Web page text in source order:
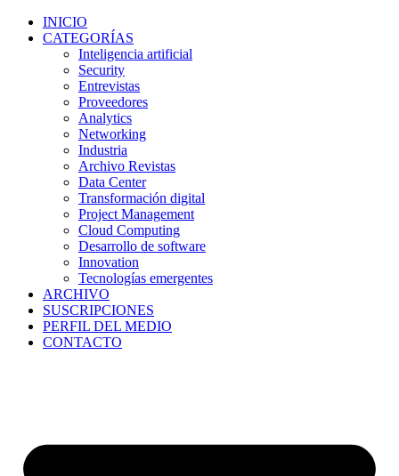
INICIO
CATEGORÍAS
Inteligencia artificial
Security
Entrevistas
Proveedores
Analytics
Networking
Industria
Archivo Revistas
Data Center
Transformación digital
Project Management
Cloud Computing
Desarrollo de software
Innovation
Tecnologías emergentes
ARCHIVO
SUSCRIPCIONES
PERFIL DEL MEDIO
CONTACTO